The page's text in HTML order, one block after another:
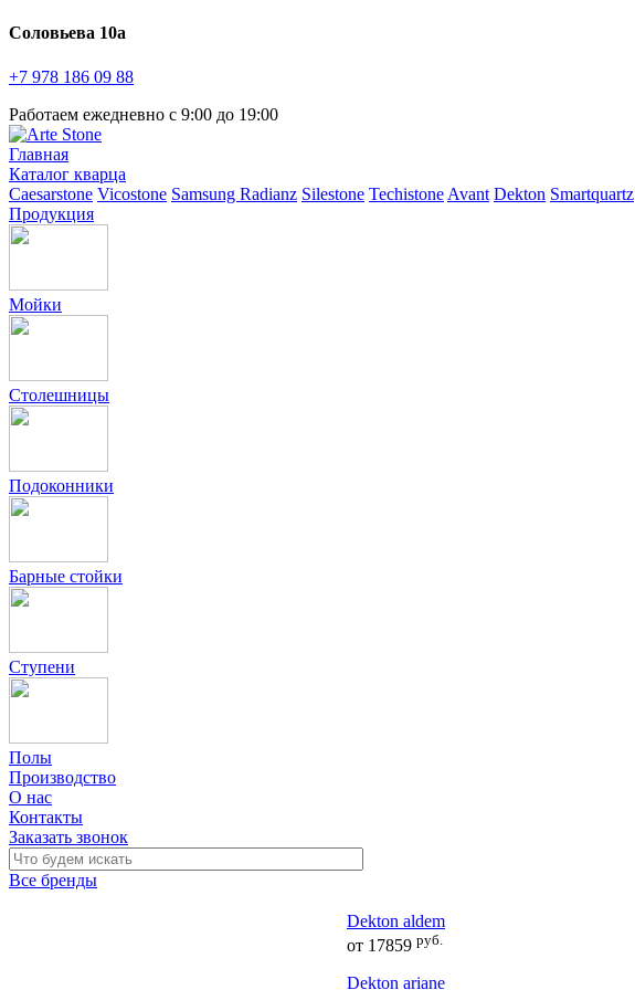
Соловьева 10а
+7 978 186 09 88
Работаем ежедневно с 9:00 до 19:00
Главная
Каталог кварца
Caesarstone Vicostone Samsung Radianz Silestone Techistone Avant Dekton Smartquartz
Продукция
Мойки
Столешницы
Подоконники
Барные стойки
Ступени
Полы
Производство
О нас
Контакты
Заказать звонок
Все бренды
Dekton aldem
от 17859 руб.
Dekton ariane